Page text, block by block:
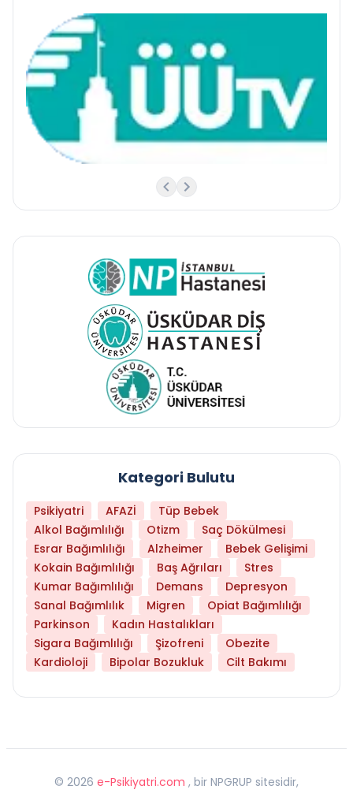
Kategori Bulutu
Psikiyatri AFAZİ
Tüp Bebek
Alkol Bağımlılığı
Otizm
Saç Dökülmesi
Esrar Bağımlılığı
Alzheimer
Bebek Gelişimi
Kokain Bağımlılığı
Baş Ağrıları
Stres
Kumar Bağımlılığı
Demans
Depresyon
Sanal Bağımlılık
Migren
Opiat Bağımlılığı
Parkinson
Kadın Hastalıkları
Sigara Bağımlılığı
Şizofreni
Obezite
Kardioloji
Bipolar Bozukluk Cilt Bakımı
© 2026 e-Psikiyatri.com , bir NPGRUP sitesidir,